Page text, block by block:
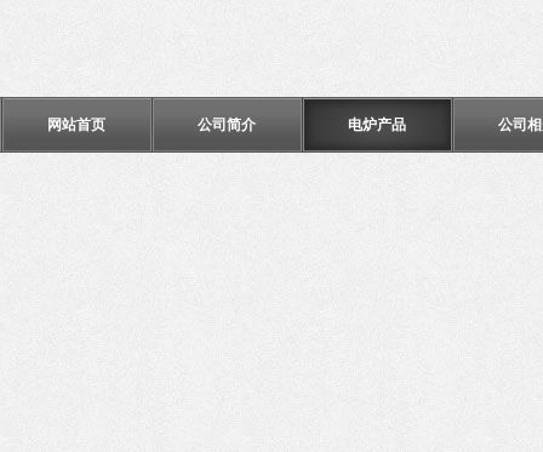
网站首页 公司简介 电炉产品 公司